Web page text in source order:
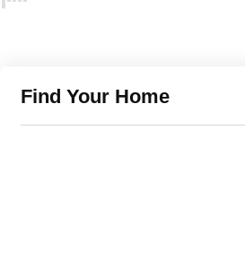
Find Your Home